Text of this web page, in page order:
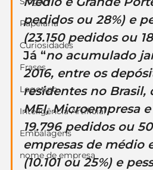
Papelaria
Curiosidades
Frases
Logotipo
Inteligência Artificial
Embalagens
nome de empresa
pedidos ou 28%) e
(23.150 pedidos ou
Já “no acumulado
2016, entre os
residentes no Brasil,
MEI, Microempresa e
19.796 pedidos ou
empresas de médio
(10.101 ou 25%) e